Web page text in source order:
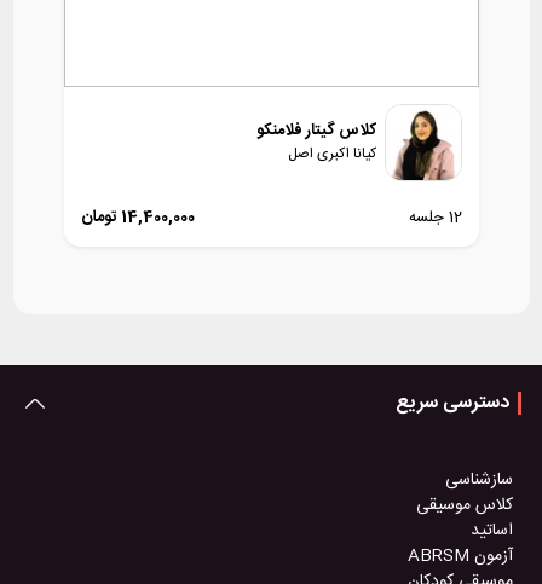
کلاس گیتار فلامنکو
کیانا اکبری اصل
12 جلسه 14,400,000 تومان
دسترسی سریع
سازشناسی
کلاس موسیقی
اساتید
آزمون ABRSM